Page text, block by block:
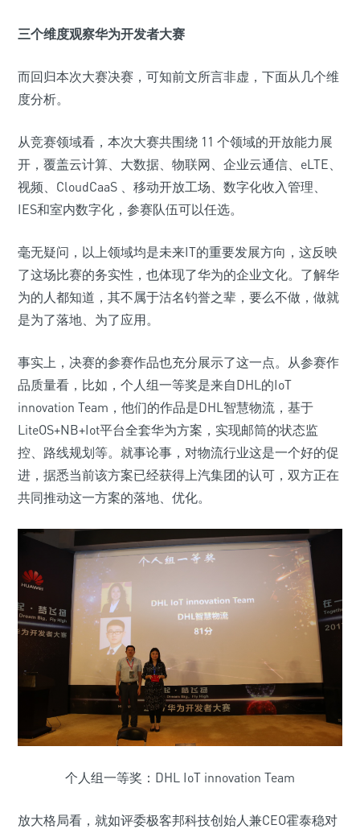
三个维度观察华为开发者大赛
而回归本次大赛决赛，可知前文所言非虚，下面从几个维
度分析。
从竞赛领域看，本次大赛共围绕 11 个领域的开放能力展
开，覆盖云计算、大数据、物联网、企业云通信、eLTE、
视频、CloudCaaS 、移动开放工场、数字化收入管理、
IES和室内数字化，参赛队伍可以任选。
毫无疑问，以上领域均是未来IT的重要发展方向，这反映
了这场比赛的务实性，也体现了华为的企业文化。了解华
为的人都知道，其不属于沽名钓誉之辈，要么不做，做就
是为了落地、为了应用。
事实上，决赛的参赛作品也充分展示了这一点。从参赛作
品质量看，比如，个人组一等奖是来自DHL的IoT
innovation Team，他们的作品是DHL智慧物流，基于
LiteOS+NB+Iot平台全套华为方案，实现邮筒的状态监
控、路线规划等。就事论事，对物流行业这是一个好的促
进，据悉当前该方案已经获得上汽集团的认可，双方正在
共同推动这一方案的落地、优化。
个人组一等奖：DHL IoT innovation Team
放大格局看，就如评委极客邦科技创始人兼CEO霍泰稳对